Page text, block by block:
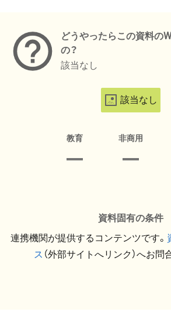
どうやったらこの資料の
の？
該当なし
該当なし
教育 非商用
資料固有の条件
連携機関が提供するコンテンツです。
ス （外部サイトへリンク）へお問